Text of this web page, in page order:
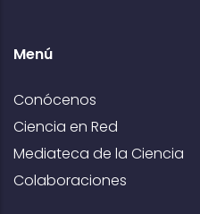
Menú
Conócenos
Ciencia en Red
Mediateca de la Ciencia
Colaboraciones